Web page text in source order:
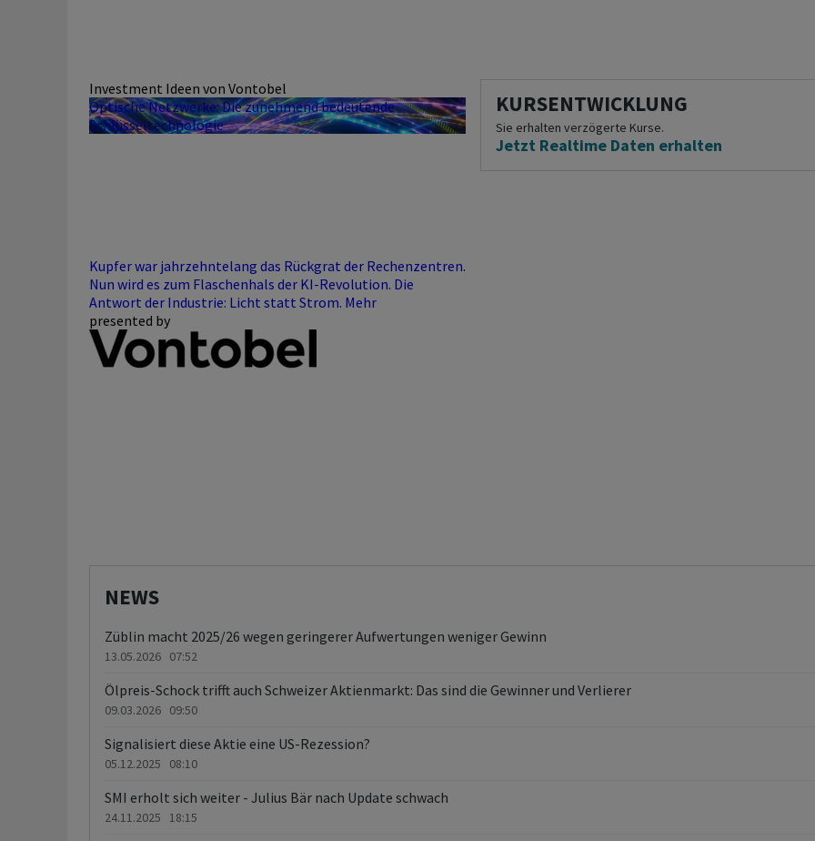
KURSENTWICKLUNG
Sie erhalten verzögerte Kurse.
Jetzt Realtime Daten erhalten
Investment Ideen von Vontobel
Optische Netzwerke: Die zunehmend bedeutende
Schlüsseltechnologie
Kupfer war jahrzehntelang das Rückgrat der Rechenzentren.
Nun wird es zum Flaschenhals der KI-Revolution. Die
Antwort der Industrie: Licht statt Strom. Mehr
presented by
NEWS
Züblin macht 2025/26 wegen geringerer Aufwertungen weniger Gewinn
13.05.2026 07:52
Ölpreis-Schock trifft auch Schweizer Aktienmarkt: Das sind die Gewinner und Verlierer
09.03.2026 09:50
Signalisiert diese Aktie eine US-Rezession?
05.12.2025 08:10
SMI erholt sich weiter - Julius Bär nach Update schwach
24.11.2025 18:15